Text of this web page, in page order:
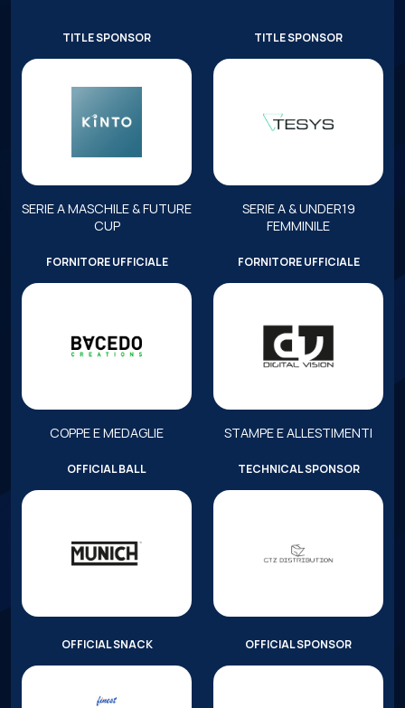
TITLE SPONSOR
SERIE A MASCHILE & FUTURE
CUP
TITLE SPONSOR
SERIE A & UNDER19
FEMMINILE
FORNITORE UFFICIALE
COPPE E MEDAGLIE
FORNITORE UFFICIALE
STAMPE E ALLESTIMENTI
OFFICIAL BALL TECHNICAL SPONSOR
OFFICIAL SNACK OFFICIAL SPONSOR